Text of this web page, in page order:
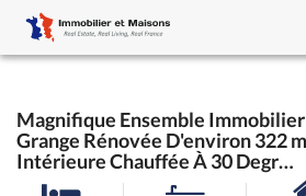
Magnifique Ensemble
Grange Rénovée D'environ 322
Intérieure Chauffée À 30 Degr…